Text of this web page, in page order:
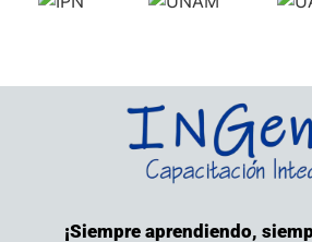
¡Siempre aprendiendo,